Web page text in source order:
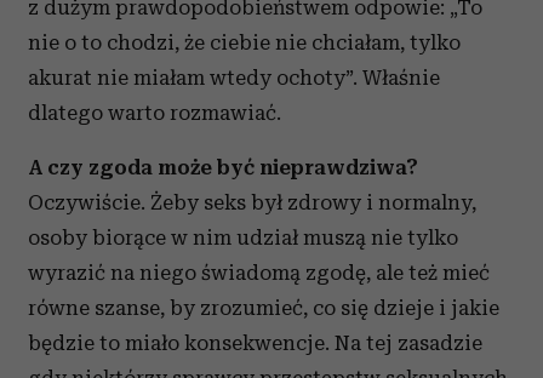
z dużym prawdopodobieństwem odpowie: „To
nie o to chodzi, że ciebie nie chciałam, tylko
akurat nie miałam wtedy ochoty”. Właśnie
dlatego warto rozmawiać.
A czy zgoda może być nieprawdziwa?
Oczywiście. Żeby seks był zdrowy i normalny,
osoby biorące w nim udział muszą nie tylko
wyrazić na niego świadomą zgodę, ale też mieć
równe szanse, by zrozumieć, co się dzieje i jakie
będzie to miało konsekwencje. Na tej zasadzie